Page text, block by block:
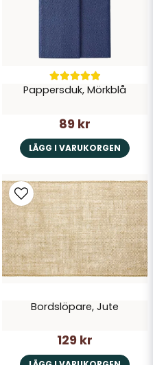
frågaPappersduk, Mörkblå
89 kr
LÄGG I VARUKORGEN
Bordslöpare, Jute
129 kr